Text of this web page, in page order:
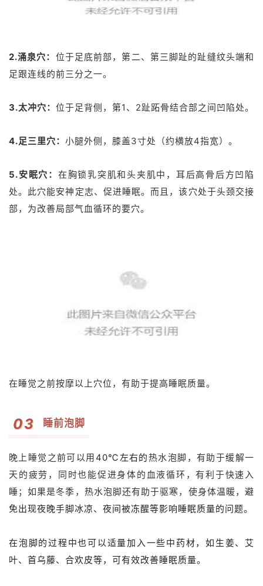
2.涌泉穴： 位于足底前部，第二、第三脚趾的趾缝纹头端和
足跟连线的前三分之一。
3.太冲穴： 位于足背侧，第1、2趾跖骨结合部之间凹陷处。
4.足三里穴： 小腿外侧，膝盖3寸处（约横放4指宽）。
5.安眠穴： 在胸锁乳突肌和头夹肌中，耳后高骨后方凹陷
处。此穴能安神定志、促进睡眠。而且，该穴处于头颈交接
部，为改善局部气血循环的要穴。
在睡觉之前按摩以上穴位，有助于提高睡眠质量。
03 睡前泡脚
晚上睡觉之前可以用40℃左右的热水泡脚，有助于缓解一
天的疲劳，同时也能促进身体的血液循环，有利于快速入
睡；如果是冬季，热水泡脚还有助于驱寒，使身体温暖， 避
免出现夜晚手脚冰凉、夜间被冻醒等影响睡眠质量的问题。
在泡脚的过程中也可以适量加入一些中药材，如生姜、艾
叶、首乌藤、合欢皮等，可有效改善睡眠质量。